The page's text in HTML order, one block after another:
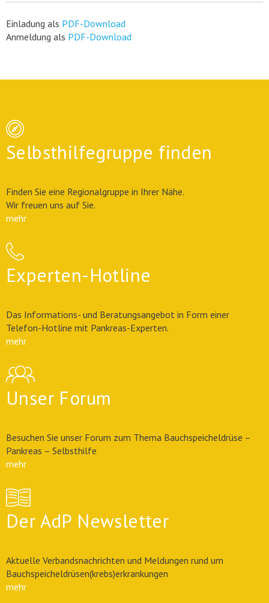
Einladung als PDF-Download
Anmeldung als PDF-Download
Selbsthilfegruppe finden
Finden Sie eine Regionalgruppe in Ihrer Nähe.
Wir freuen uns auf Sie.
mehr
Experten-Hotline
Das Informations- und Beratungsangebot in Form einer
Telefon-Hotline mit Pankreas-Experten.
mehr
Unser Forum
Besuchen Sie unser Forum zum Thema Bauchspeicheldrüse –
Pankreas – Selbsthilfe
mehr
Der AdP Newsletter
Aktuelle Verbandsnachrichten und Meldungen rund um
Bauchspeicheldrüsen(krebs)erkrankungen
mehr